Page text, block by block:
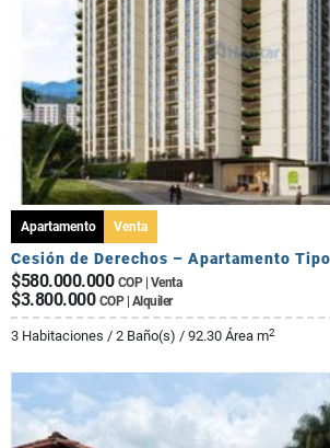
Apartamento Venta
$580.000.000 COP | Venta
$3.800.000 COP | Alquiler
3 Habitaciones / 2 Baño(s) / 92.30 Área m2